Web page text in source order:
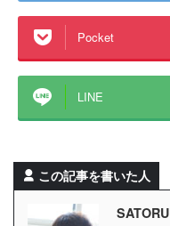
Pocket
LINE
この記事を書いた人
SATORU